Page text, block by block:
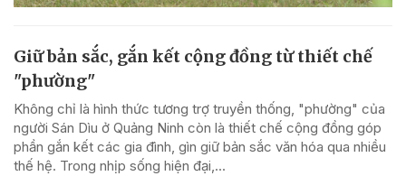
Giữ bản sắc, gắn kết cộng đồng từ thiết chế
"phường"
Không chỉ là hình thức tương trợ truyền thống, "phường" của
người Sán Dìu ở Quảng Ninh còn là thiết chế cộng đồng góp
phần gắn kết các gia đình, gìn giữ bản sắc văn hóa qua nhiều
thế hệ. Trong nhịp sống hiện đại,...